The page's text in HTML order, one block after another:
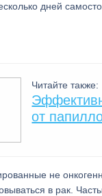
дней
Читайте также:
от
не
в рак.